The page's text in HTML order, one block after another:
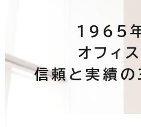
1965年
オフィ
信頼と実績の